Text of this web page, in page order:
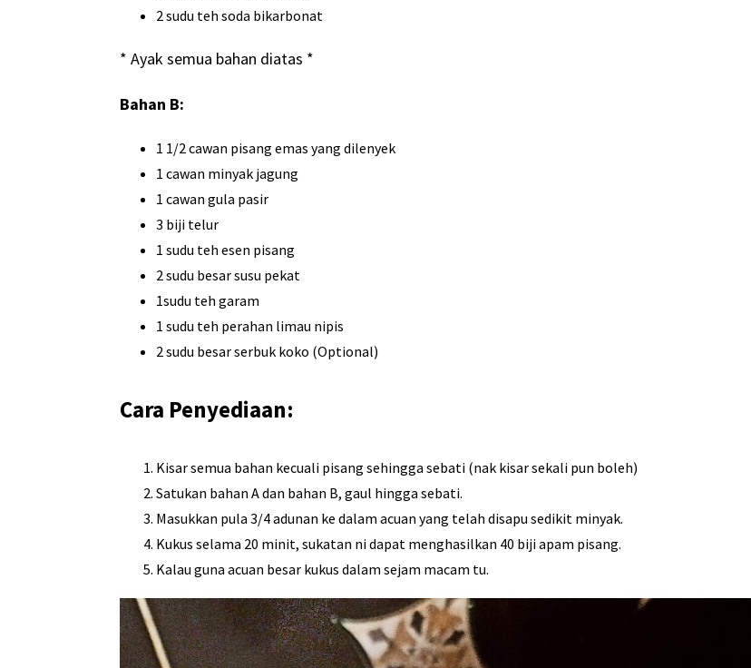
2 sudu teh soda bikarbonat
* Ayak semua bahan diatas *
Bahan B:
1 1/2 cawan pisang emas yang dilenyek
1 cawan minyak jagung
1 cawan gula pasir
3 biji telur
1 sudu teh esen pisang
2 sudu besar susu pekat
1sudu teh garam
1 sudu teh perahan limau nipis
2 sudu besar serbuk koko (Optional)
Cara Penyediaan:
Kisar semua bahan kecuali pisang sehingga sebati (nak kisar sekali pun boleh)
Satukan bahan A dan bahan B, gaul hingga sebati.
Masukkan pula 3/4 adunan ke dalam acuan yang telah disapu sedikit minyak.
Kukus selama 20 minit, sukatan ni dapat menghasilkan 40 biji apam pisang.
Kalau guna acuan besar kukus dalam sejam macam tu.